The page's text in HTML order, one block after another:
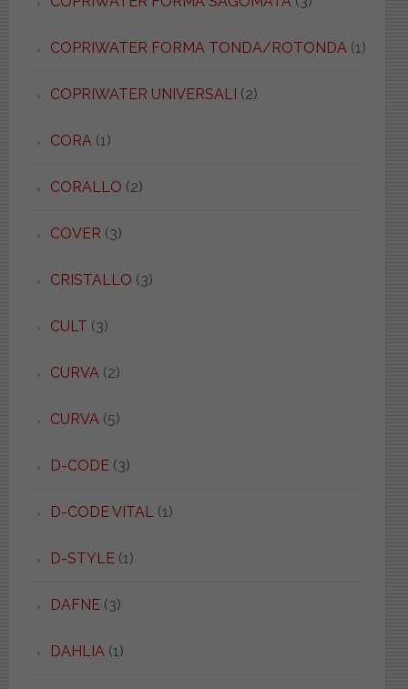
COPRIWATER FORMA TONDA/ROTONDA (1)
COPRIWATER UNIVERSALI (2)
CORA (1)
CORALLO (2)
COVER (3)
CRISTALLO (3)
CULT (3)
CURVA (2)
CURVA (5)
D-CODE(3)
D-CODE VITAL (1)
D-STYLE(1)
DAFNE(3)
DAHLIA (1)